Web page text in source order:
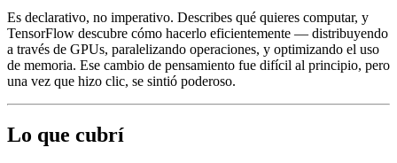
Es declarativo, no imperativo. Describes qué quieres computar, y
TensorFlow descubre cómo hacerlo eficientemente — distribuyendo
a través de GPUs, paralelizando operaciones, y optimizando el uso
de memoria. Ese cambio de pensamiento fue difícil al principio, pero
una vez que hizo clic, se sintió poderoso.
Lo que cubrí